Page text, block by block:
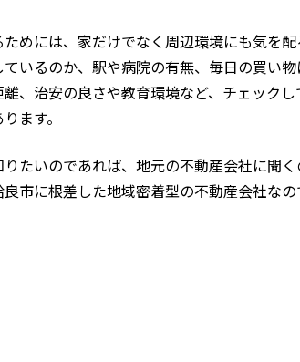
めには、家だけでなく周辺環境にも気を
いるのか、駅や病院の有無、毎日の買い
、治安の良さや教育環境など、チェック
ます。
たいのであれば、地元の不動産会社に聞
市に根差した地域密着型の不動産会社な